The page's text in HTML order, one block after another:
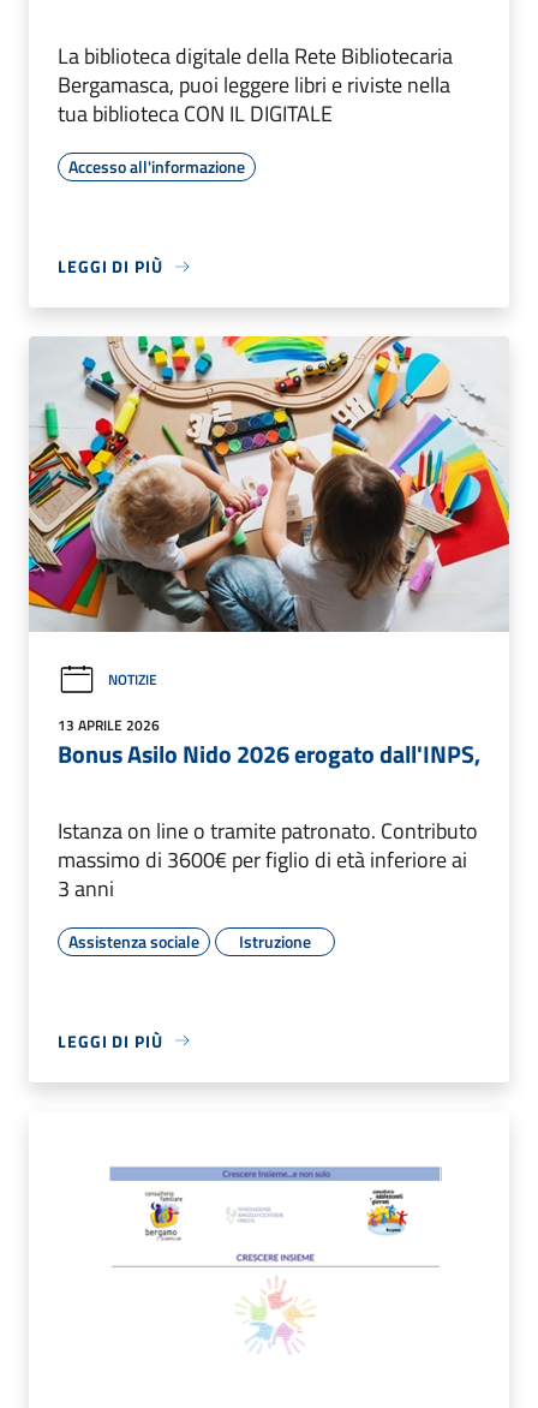
La biblioteca digitale della Rete Bibliotecaria
Bergamasca, puoi leggere libri e riviste nella
tua biblioteca CON IL DIGITALE
Accesso all'informazione
LEGGI DI PIÙ
NOTIZIE
13 APRILE 2026
Bonus Asilo Nido 2026 erogato dall'INPS,
Istanza on line o tramite patronato. Contributo
massimo di 3600€ per figlio di età inferiore ai
3 anni
Assistenza sociale Istruzione
LEGGI DI PIÙ